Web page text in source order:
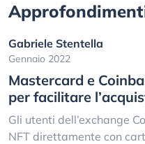
Gabriele Stentella
Gennaio 2022
Mastercard e
per facilitare
Gli utenti dell’exchange
NFT direttamente con